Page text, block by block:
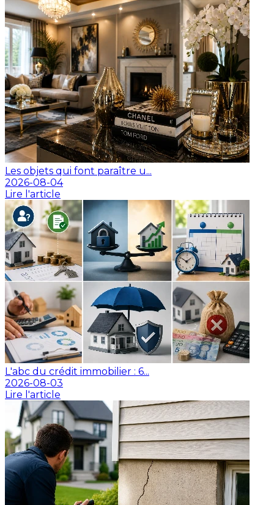
Les objets qui font paraître u...
2026-08-04
Lire l'article
L'abc du crédit immobilier : 6...
2026-08-03
Lire l'article